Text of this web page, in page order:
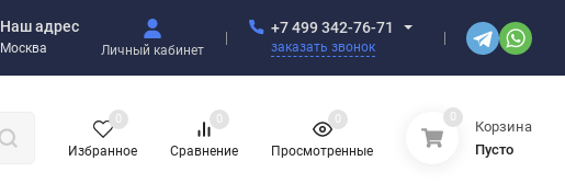
Наш адрес
Москва Личный кабинет
+7 499 342-76-71
заказать звонок
Избранное
0
Сравнение
0
Просмотренные
0 0
Корзина
Пусто